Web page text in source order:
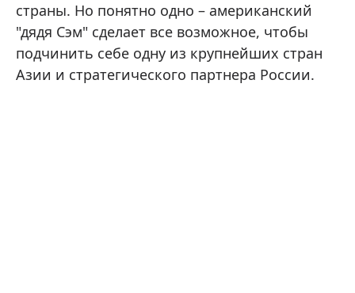
страны. Но понятно одно – американский
"дядя Сэм" сделает все возможное, чтобы
подчинить себе одну из крупнейших стран
Азии и стратегического партнера России.